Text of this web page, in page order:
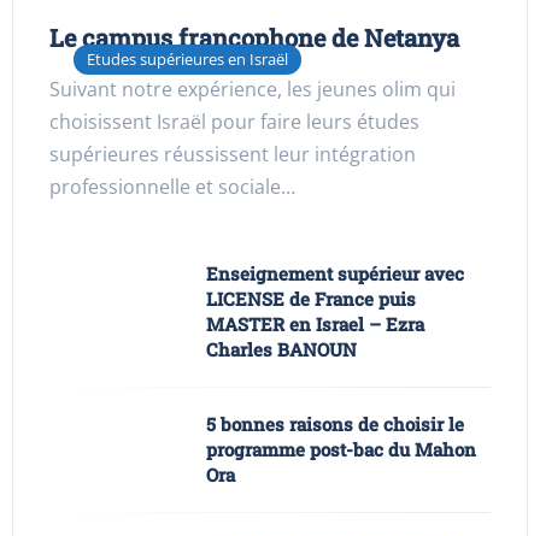
Etudes supérieures en Israël
Le campus francophone de Netanya
Suivant notre expérience, les jeunes olim qui
choisissent Israël pour faire leurs études
supérieures réussissent leur intégration
professionnelle et sociale…
Enseignement supérieur avec
LICENSE de France puis
MASTER en Israel – Ezra
Charles BANOUN
5 bonnes raisons de choisir le
programme post-bac du Mahon
Ora